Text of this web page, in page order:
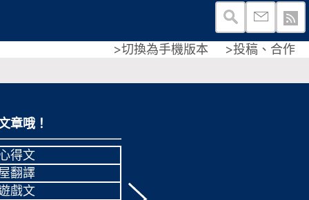
>切換為手機版本 >投稿、合作
章哦！
得文
翻譯
戲文